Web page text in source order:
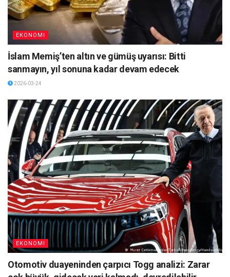
EKONOMI
İslam Memiş’ten altın ve gümüş uyarısı: Bitti
sanmayın, yıl sonuna kadar devam edecek
2026-03-24
EKONOMI
Otomotiv duayeninden çarpıcı Togg analizi: Zarar